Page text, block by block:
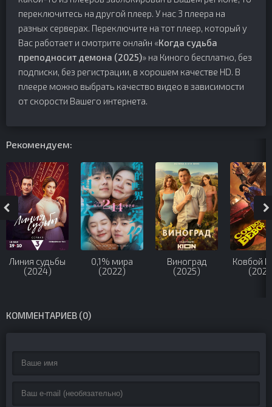
переключитесь на другой плеер. У нас 3 плеера на
разных серверах. Переключите на тот плеер, который у
Вас работает и смотрите онлайн «Когда судьба
преподносит демона (2025)» на Киного бесплатно, без
подписки, без регистрации, в хорошем качестве HD. В
плеере можно выбрать качество видео в зависимости
от скорости Вашего интернета.
Рекомендуем:
Линия судьбы
(2024)
0,1% мира
(2022)
Виноград
(2025)
Ковбой
КОММЕНТАРИЕВ (0)